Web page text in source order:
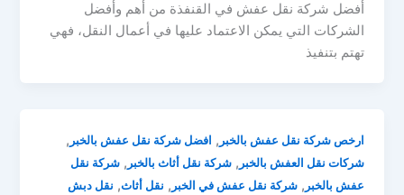
أفضل شركة نقل عفش في القنفذة من أهم وأفضل
الشركات التي يمكن الاعتماد عليها في أعمال النقل، فهي
تهتم بتنفيذ
ارخص شركة نقل عفش بالخبر , افضل شركة نقل عفش بالخبر ,
شركات نقل العفش بالخبر ,شركة نقل أثاث بالخبر ,شركة نقل
عفش بالخبر ,شركة نقل عفش في الخبر , نقل أثاث, نقل دبش